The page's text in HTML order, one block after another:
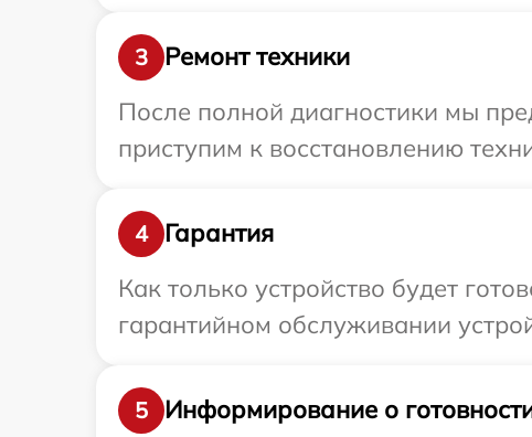
3
Ремонт техники
После полной диагностики мы
приступим к восстановлению
4
Гарантия
Как только устройство будет
гарантийном обслуживании
5
Информирование о